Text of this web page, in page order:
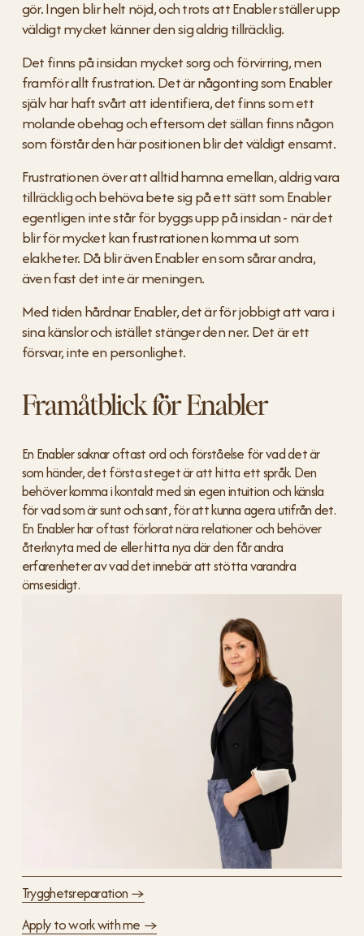
gör. Ingen blir helt nöjd, och trots att Enabler ställer upp
väldigt mycket känner den sig aldrig tillräcklig.
Det finns på insidan mycket sorg och förvirring, men
framför allt frustration. Det är någonting som Enabler
själv har haft svårt att identifiera, det finns som ett
molande obehag och eftersom det sällan finns någon
som förstår den här positionen blir det väldigt ensamt.
Frustrationen över att alltid hamna emellan, aldrig vara
tillräcklig och behöva bete sig på ett sätt som Enabler
egentligen inte står för byggs upp på insidan - när det
blir för mycket kan frustrationen komma ut som
elakheter. Då blir även Enabler en som sårar andra,
även fast det inte är meningen.
Med tiden hårdnar Enabler, det är för jobbigt att vara i
sina känslor och istället stänger den ner. Det är ett
försvar, inte en personlighet.
Framåtblick för Enabler
En Enabler saknar oftast ord och förståelse för vad det är
som händer, det första steget är att hitta ett språk. Den
behöver komma i kontakt med sin egen intuition och känsla
för vad som är sunt och sant, för att kunna agera utifrån det.
En Enabler har oftast förlorat nära relationer och behöver
återknyta med de eller hitta nya där den får andra
erfarenheter av vad det innebär att stötta varandra
ömsesidigt.
Trygghetsreparation →
Apply to work with me →